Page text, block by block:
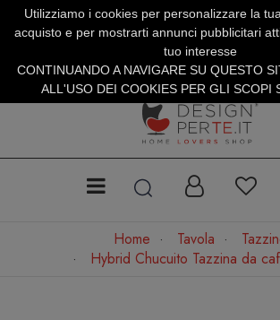
SERVIZIO CLIENTI
SUMMER SALES | Fino al 40%
Home Tavola
Hybrid Chucuito Tazzina da
Utilizziamo i cookies per personalizzare la
acquisto e per mostrarti annunci pubblicitari
tuo interesse
CONTINUANDO A NAVIGARE SU QUESTO
ALL'USO DEI COOKIES PER GLI SCOPI